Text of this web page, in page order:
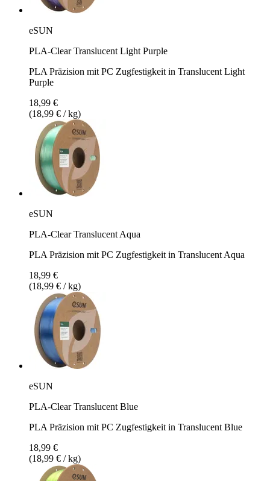
eSUN
PLA-Clear Translucent Light Purple
PLA Präzision mit PC Zugfestigkeit in Translucent Light
Purple
18,99 €
(18,99 € / kg)
eSUN
PLA-Clear Translucent Aqua
PLA Präzision mit PC Zugfestigkeit in Translucent Aqua
18,99 €
(18,99 € / kg)
eSUN
PLA-Clear Translucent Blue
PLA Präzision mit PC Zugfestigkeit in Translucent Blue
18,99 €
(18,99 € / kg)